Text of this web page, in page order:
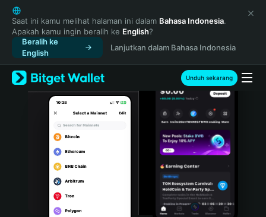
English
日本語
Tiếng Việt
Русский
Español (Latinoamérica)
Türkçe
Italiano
Português (Portugal)
Bahasa Indonesia
Saat ini kamu melihat halaman ini dalam Bahasa Indonesia.
Apakah kamu ingin beralih ke English?
Beralih ke
English
Lanjutkan dalam Bahasa Indonesia
Unduh sekarang